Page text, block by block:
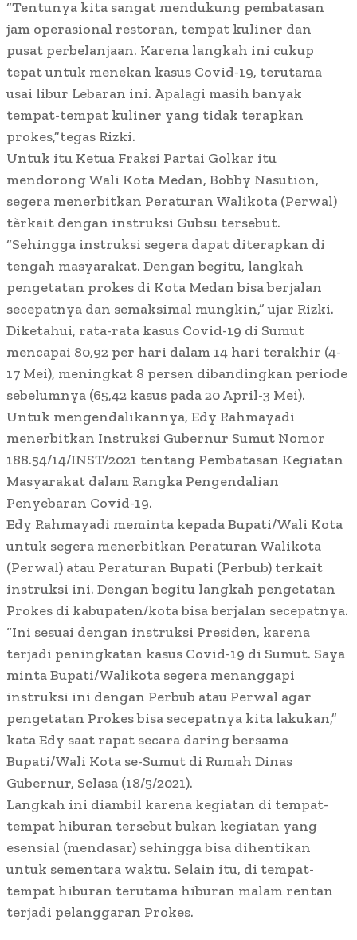
“Tentunya kita sangat mendukung pembatasan
jam operasional restoran, tempat kuliner dan
pusat perbelanjaan. Karena langkah ini cukup
tepat untuk menekan kasus Covid-19, terutama
usai libur Lebaran ini. Apalagi masih banyak
tempat-tempat kuliner yang tidak terapkan
prokes,”tegas Rizki.
Untuk itu Ketua Fraksi Partai Golkar itu
mendorong Wali Kota Medan, Bobby Nasution,
segera menerbitkan Peraturan Walikota (Perwal)
tèrkait dengan instruksi Gubsu tersebut.
“Sehingga instruksi segera dapat diterapkan di
tengah masyarakat. Dengan begitu, langkah
pengetatan prokes di Kota Medan bisa berjalan
secepatnya dan semaksimal mungkin,” ujar Rizki.
Diketahui, rata-rata kasus Covid-19 di Sumut
mencapai 80,92 per hari dalam 14 hari terakhir (4-
17 Mei), meningkat 8 persen dibandingkan periode
sebelumnya (65,42 kasus pada 20 April-3 Mei).
Untuk mengendalikannya, Edy Rahmayadi
menerbitkan Instruksi Gubernur Sumut Nomor
188.54/14/INST/2021 tentang Pembatasan Kegiatan
Masyarakat dalam Rangka Pengendalian
Penyebaran Covid-19.
Edy Rahmayadi meminta kepada Bupati/Wali Kota
untuk segera menerbitkan Peraturan Walikota
(Perwal) atau Peraturan Bupati (Perbub) terkait
instruksi ini. Dengan begitu langkah pengetatan
Prokes di kabupaten/kota bisa berjalan secepatnya.
“Ini sesuai dengan instruksi Presiden, karena
terjadi peningkatan kasus Covid-19 di Sumut. Saya
minta Bupati/Walikota segera menanggapi
instruksi ini dengan Perbub atau Perwal agar
pengetatan Prokes bisa secepatnya kita lakukan,”
kata Edy saat rapat secara daring bersama
Bupati/Wali Kota se-Sumut di Rumah Dinas
Gubernur, Selasa (18/5/2021).
Langkah ini diambil karena kegiatan di tempat-
tempat hiburan tersebut bukan kegiatan yang
esensial (mendasar) sehingga bisa dihentikan
untuk sementara waktu. Selain itu, di tempat-
tempat hiburan terutama hiburan malam rentan
terjadi pelanggaran Prokes.